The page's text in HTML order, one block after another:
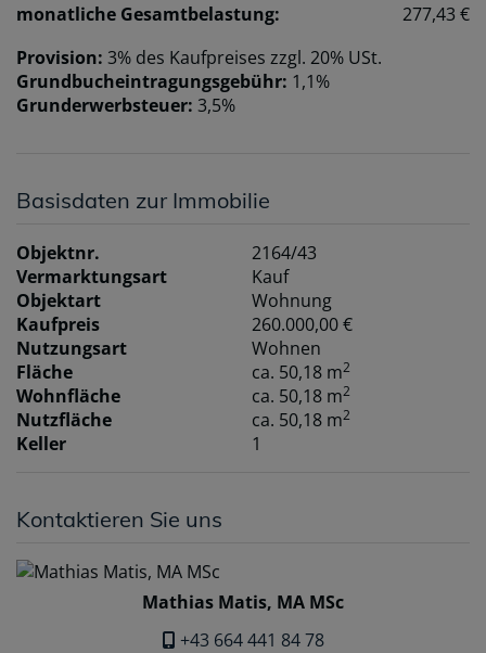
monatliche Gesamtbelastung:
277,43 €
Provision: 3% des Kaufpreises zzgl. 20% USt.
Grundbucheintragungsgebühr: 1,1%
Grunderwerbsteuer: 3,5%
Basisdaten zur Immobilie
Objektnr.
2164/43
Vermarktungsart
Kauf
Objektart
Wohnung
Kaufpreis
260.000,00 €
Nutzungsart
Wohnen
Fläche
ca. 50,18 m2
Wohnfläche ca. 50,18 m2
Nutzfläche ca. 50,18 m2
Keller 1
Kontaktieren Sie uns
Mathias Matis, MA MSc
+43 664 441 84 78